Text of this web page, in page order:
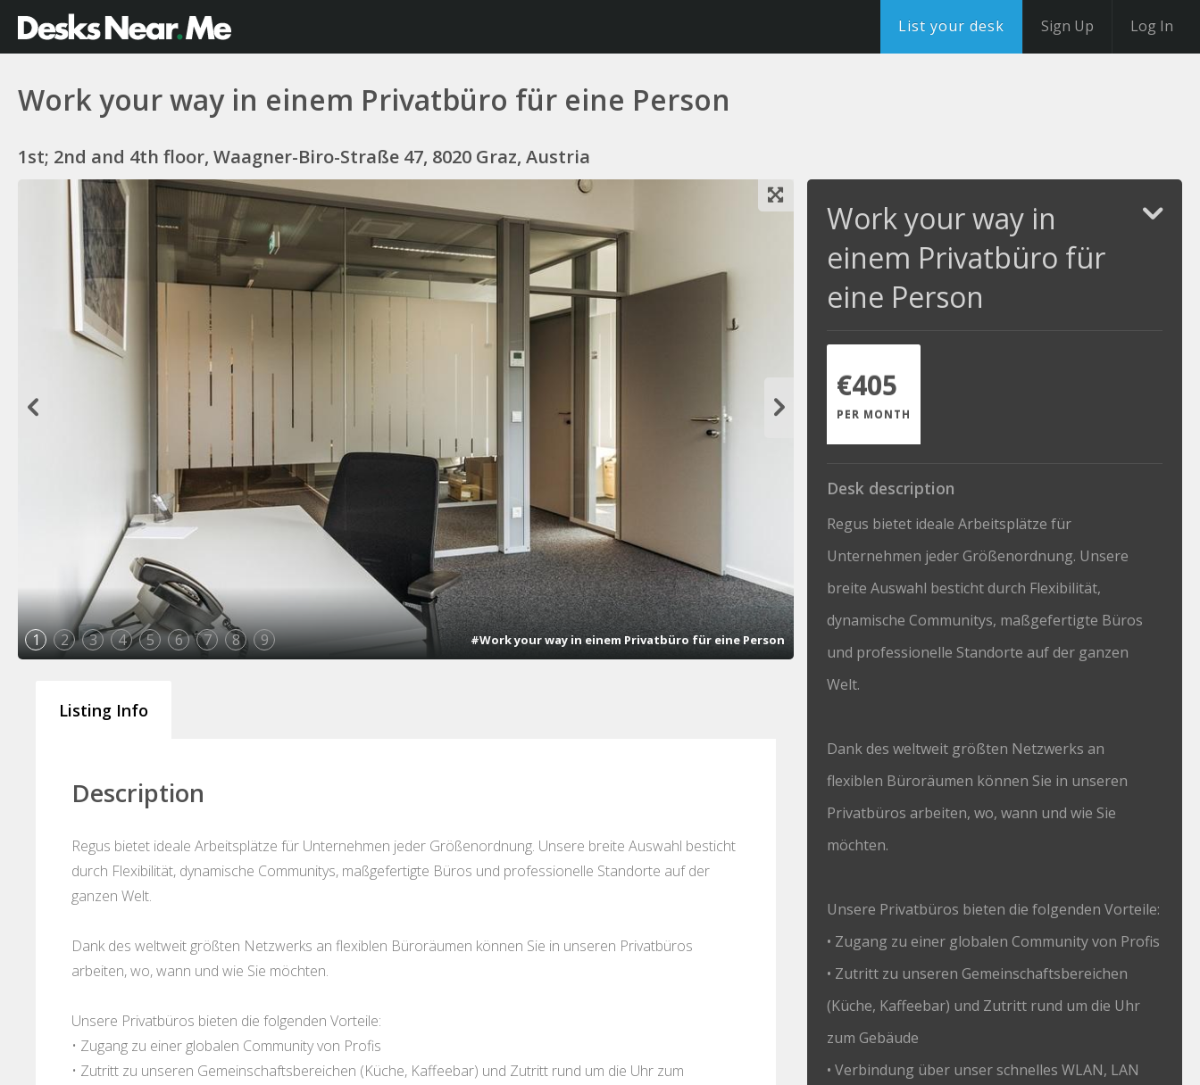
List your desk Sign Up Log In
Work your way in einem Privatbüro für eine Person
1st; 2nd and 4th floor, Waagner-Biro-Straße 47, 8020 Graz, Austria
1 2 3 4 5 6 7 8 9 #Work your way in einem Privatbüro für eine Person
Listing Info
Description
Regus bietet ideale Arbeitsplätze für Unternehmen jeder Größenordnung. Unsere breite Auswahl besticht
durch Flexibilität, dynamische Communitys, maßgefertigte Büros und professionelle Standorte auf der
ganzen Welt.
Dank des weltweit größten Netzwerks an flexiblen Büroräumen können Sie in unseren Privatbüros
arbeiten, wo, wann und wie Sie möchten.
Unsere Privatbüros bieten die folgenden Vorteile:
• Zugang zu einer globalen Community von Profis
• Zutritt zu unseren Gemeinschaftsbereichen (Küche, Kaffeebar) und Zutritt rund um die Uhr zum
Work your way in
einem Privatbüro für
eine Person
€405
PER MONTH
Desk description
Regus bietet ideale Arbeitsplätze für
Unternehmen jeder Größenordnung. Unsere
breite Auswahl besticht durch Flexibilität,
dynamische Communitys, maßgefertigte Büros
und professionelle Standorte auf der ganzen
Welt.
Dank des weltweit größten Netzwerks an
flexiblen Büroräumen können Sie in unseren
Privatbüros arbeiten, wo, wann und wie Sie
möchten.
Unsere Privatbüros bieten die folgenden Vorteile:
• Zugang zu einer globalen Community von Profis
• Zutritt zu unseren Gemeinschaftsbereichen
(Küche, Kaffeebar) und Zutritt rund um die Uhr
zum Gebäude
• Verbindung über unser schnelles WLAN, LAN